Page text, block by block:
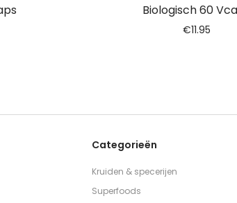
Biologisch 60
€11.95
Categorieën
Kruiden & specerijen
Superfoods